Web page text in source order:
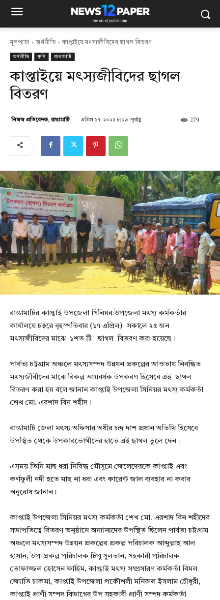
মূলপাতা অর্থনীতি কাপ্তাইয়ে মৎস্যজীবিদের ছাগল বিতরণ
অর্থনীতি কৃষি রাঙামাটি
কাপ্তাইয়ে মৎস্যজীবিদের ছাগল
বিতরণ
নিজস্ব প্রতিবেদক, রাঙামাটি এপ্রিল ১৭, ২০২৫ ৮:০৯ পূর্বাহ্ণ 279
রাঙামাটির কাপ্তাই উপজেলা সিনিয়র উপজেলা মৎস্য কর্মকর্তার
কার্যালয়ে চত্বরে বৃহস্পতিবার (১৭ এপ্রিল) সকালে ২৫ জন
মৎস্যজীবিদের মাঝে ১শত টি ছাগল বিতরণ করা হয়েছে।
পার্বত্য চট্টগ্রাম অঞ্চলে মৎস্যসম্পদ উন্নয়ন প্রকল্পের আওতায় নিবন্ধিত
মৎস্যজীবীদের মাঝে বিকল্প আয়বর্ধক উপকরণ হিসেবে এই ছাগল
বিতরণ করা হয় বলে জানান কাপ্তাই উপজেলা সিনিয়র মৎস্য কর্মকর্তা
শেখ মো. এরশাদ বিন শহীদ।
রাঙামাটি জেলা মৎস্য অফিসার অধীর চন্দ্র দাশ প্রধান অতিথি হিসেবে
উপস্থিত থেকে উপকারভোগীদের হাতে এই ছাগল তুলে দেন।
এসময় তিনি মাছ ধরা নিষিদ্ধ মৌসুমে জেলেদেরকে কাপ্তাই এবং
কর্ণফুলী নদী হতে মাছ না ধরা এবং কারেন্ট জাল ব্যবহার না করার
অনুরোধ জানান।
কাপ্তাই উপজেলা সিনিয়র মৎস্য কর্মকর্তা শেখ মো. এরশাদ বিন শহীদের
সভাপতিত্বে বিতরণ অনুষ্ঠানে অন্যান্যদের উপস্থিত ছিলেন পার্বত্য চট্টগ্রাম
অঞ্চলে মৎস্যসম্পদ উন্নয়ন প্রকল্পের প্রকল্প পরিচালক আব্দুল্লাহ আল
হাসান, উপ-প্রকল্প পরিচালক টিপু সুলতান, সহকারী পরিচালক
তোফাজ্জল হোসেন ফাহিম, কাপ্তাই মৎস্য সম্প্রসারণ কর্মকর্তা বিমল
জ্যোতি চাকমা, কাপ্তাই উপজেলা প্রকৌশলী মনিরুল ইসলাম চৌধুরী,
কাপ্তাই প্রাণী সম্পদ বিভাগের উপ সহকারী প্রাণী সম্পদ কর্মকর্তা